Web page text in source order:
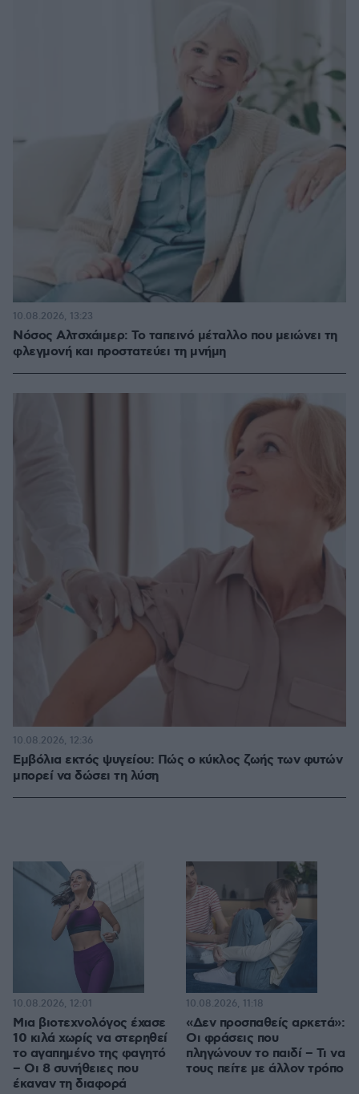
Νόσος Αλτσχάιμερ: Το ταπεινό μέταλλο που μειώνει τη
φλεγμονή και προστατεύει τη μνήμη
10.08.2026, 13:23
Εμβόλια εκτός ψυγείου: Πώς ο κύκλος ζωής των φυτών
μπορεί να δώσει τη λύση
10.08.2026, 12:36
Μια βιοτεχνολόγος έχασε
10 κιλά χωρίς να στερηθεί
το αγαπημένο της φαγητό
– Οι 8 συνήθειες που
έκαναν τη διαφορά
10.08.2026, 12:01
«Δεν προσπαθείς αρκετά»:
Οι φράσεις που
πληγώνουν το παιδί – Τι να
τους πείτε με άλλον τρόπο
10.08.2026, 11:18